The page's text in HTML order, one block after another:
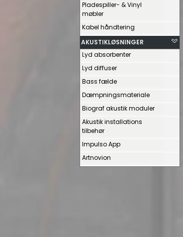
Pladespiller- & Vinyl
møbler
Kabel håndtering
AKUSTIKLØSNINGER
Lyd absorbenter
Lyd diffuser
Bass fælde
Dæmpningsmateriale
Biograf akustik moduler
Akustik installations
tilbehør
Impulso App
Artnovion